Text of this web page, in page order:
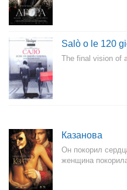
Salò o le 120
The final vision of
Казанова
Он покорил
женщина